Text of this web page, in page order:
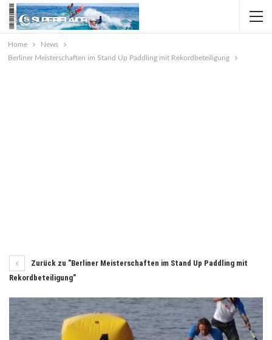
Home
News
Berliner Meisterschaften im Stand Up Paddling mit Rekordbeteiligung
Zurück zu "Berliner Meisterschaften im Stand Up Paddling mit
Rekordbeteiligung"